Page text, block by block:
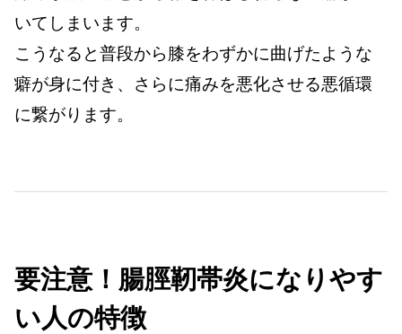
いてしまいます。
こうなると普段から膝をわずかに曲げたような
癖が身に付き、さらに痛みを悪化させる悪循環
に繋がります。
要注意！腸脛靭帯炎になりやす
い人の特徴